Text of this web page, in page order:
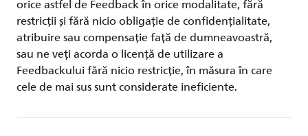
orice astfel de Feedback în orice modalitate, fără
restricții și fără nicio obligație de confidențialitate,
atribuire sau compensație față de dumneavoastră,
sau ne veți acorda o licență de utilizare a
Feedbackului fără nicio restricție, în măsura în care
cele de mai sus sunt considerate ineficiente.